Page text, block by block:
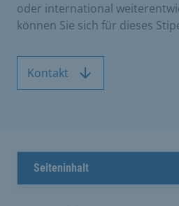
oder international
können Sie sich für dieses
Kontakt
Seiteninhalt